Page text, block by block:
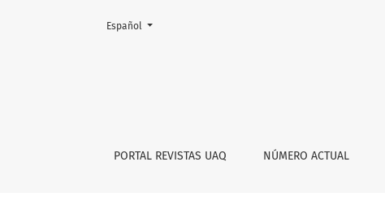
Registrarse
PORTAL REVISTAS UAQ NÚMERO ACTUAL
Cambiar el idioma. El actual es:
Español